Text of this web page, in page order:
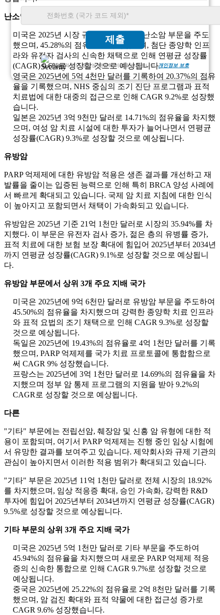
제출
고객님의 개인 정보는 완전히 비밀로 보장됩니다.개인정보 보호
난소암 부문에서 상위 3개 주요 지배 국가
미국은 2025년 시장 규모 12억 달러로 난소암 부문을 주도
했으며, 45.28%의 점유율을 차지했으며, 첨단 종양학 인프
라와 유전자 검사의 신속한 채택으로 인해 연평균 성장률
(CAGR) 9.6%로 성장할 것으로 예상됩니다.
영국은 2025년에 5억 4천만 달러를 기록하여 20.37%의 점유
율을 기록했으며, NHS 중심의 조기 진단 프로그램과 표적
치료법에 대한 대중의 접근으로 인해 CAGR 9.2%로 성장했
습니다.
일본은 2025년 3억 9천만 달러로 14.71%의 점유율을 차지했
으며, 여성 암 치료 시설에 대한 투자가 늘어나면서 연평균
성장률(CAGR) 9.3%로 성장할 것으로 예상됩니다.
유방암
PARP 억제제에 대한 유방암 적용은 생존 결과를 개선하고 재
발률을 줄이는 입증된 능력으로 인해 특히 BRCA 양성 사례에
서 빠르게 확대되고 있습니다. 국제 암 치료 지침에 대한 인식
이 높아지고 포함되면서 채택이 가속화되고 있습니다.
유방암은 2025년 기준 21억 1천만 달러로 시장의 35.94%를 차
지했다. 이 부문은 유전자 검사 증가, 젊은 층의 유병률 증가,
표적 치료에 대한 보험 보장 확대에 힘입어 2025년부터 2034년
까지 연평균 성장률(CAGR) 9.1%로 성장할 것으로 예상됩니
다.
유방암 부문에서 상위 3개 주요 지배 국가
미국은 2025년에 9억 6천만 달러로 유방암 부문을 주도하여
45.50%의 점유율을 차지했으며 강력한 종양학 치료 인프라
와 표적 요법의 조기 채택으로 인해 CAGR 9.3%로 성장할
것으로 예상됩니다.
독일은 2025년에 19.43%의 점유율로 4억 1천만 달러를 기록
했으며, PARP 억제제를 국가 치료 프로토콜에 통합함으로
써 CAGR 9% 성장했습니다.
프랑스는 2025년에 3억 1천만 달러로 14.69%의 점유율을 차
지했으며 정부 암 통제 프로그램의 지원을 받아 9.2%의
CAGR로 성장할 것으로 예상됩니다.
다른
"기타" 부문에는 전립선암, 췌장암 및 신흥 암 유형에 대한 적
용이 포함되며, 여기서 PARP 억제제는 진행 중인 임상 시험에
서 유망한 결과를 보여주고 있습니다. 제약회사와 규제 기관의
관심이 높아지면서 이러한 적용 범위가 확대되고 있습니다.
"기타" 부문은 2025년 11억 1천만 달러로 전체 시장의 18.92%
를 차지했으며, 임상 적응증 확대, 승인 가속화, 강력한 R&D
투자에 힘입어 2025년부터 2034년까지 연평균 성장률(CAGR)
9.5%로 성장할 것으로 예상됩니다.
기타 부문의 상위 3개 주요 지배 국가
미국은 2025년 5억 1천만 달러로 기타 부문을 주도하여
45.94%의 점유율을 차지했으며 새로운 PARP 억제제 적응
증의 신속한 통합으로 인해 CAGR 9.7%로 성장할 것으로
예상됩니다.
중국은 2025년에 25.22%의 점유율로 2억 8천만 달러를 기록
했으며, 암 검진 확대와 표적 약물에 대한 접근성 증가로
CAGR 9.6% 성장했습니다.